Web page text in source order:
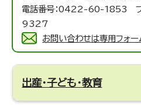
電話番号：0422-60-1853
9327
お問い合わせは専用フォー
出産・子ども・教育